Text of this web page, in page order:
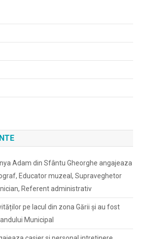
Adam din Sfântu Gheorghe angajeaza
Educator muzeal, Supraveghetor
Referent administrativ
pe lacul din zona Gării și au fost
Municipal